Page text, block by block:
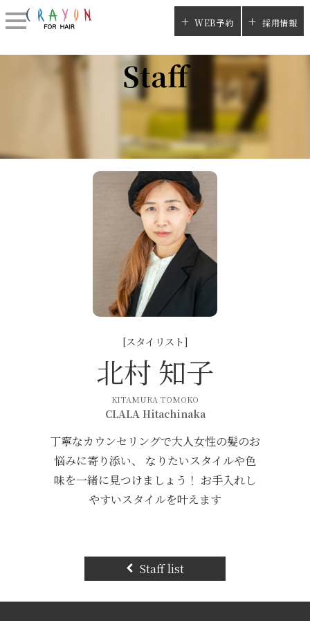
WEB予約 採用情報
Staff
[スタイリスト]
北村 知子
KITAMURA TOMOKO
CLALA Hitachinaka
丁寧なカウンセリングで大人女性の髪のお
悩みに寄り添い、 なりたいスタイルや色
味を一緒に見つけましょう！ お手入れし
やすいスタイルを叶えます
Staff list